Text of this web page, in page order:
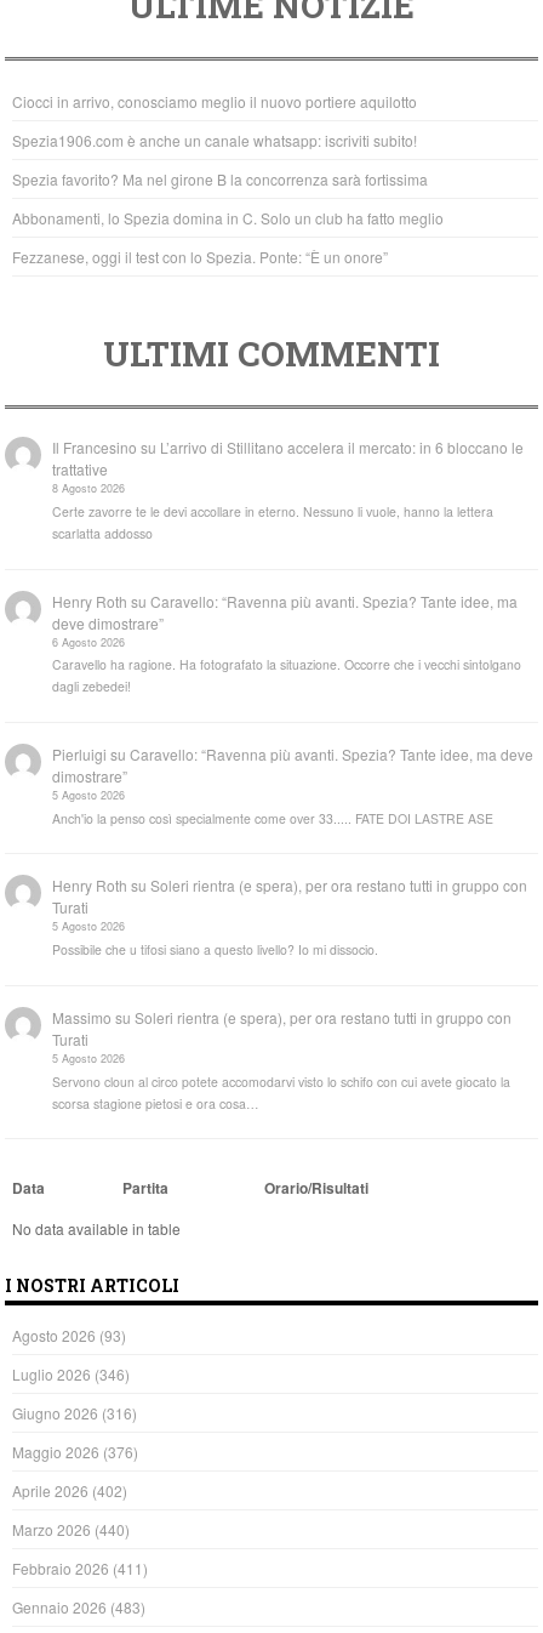
e
b
o
o
k
er
at
s
A
p
p
Ciocci in arrivo, conosciamo meglio il nuovo portiere aquilotto
Spezia1906.com è anche un canale whatsapp: iscriviti subito!
Spezia favorito? Ma nel girone B la concorrenza sarà fortissima
Abbonamenti, lo Spezia domina in C. Solo un club ha fatto meglio
Fezzanese, oggi il test con lo Spezia. Ponte: “È un onore”
ULTIMI COMMENTI
Il Francesino su L’arrivo di Stillitano accelera il mercato: in 6 bloccano le
trattative
8 Agosto 2026
Certe zavorre te le devi accollare in eterno. Nessuno li vuole, hanno la lettera
scarlatta addosso
Henry Roth suCaravello: “Ravenna più avanti. Spezia? Tante idee, ma
deve dimostrare”
6 Agosto 2026
Caravello ha ragione. Ha fotografato la situazione. Occorre che i vecchi sintolgano
dagli zebedei!
Pierluigi suCaravello: “Ravenna più avanti. Spezia? Tante idee, ma deve
dimostrare”
5 Agosto 2026
Anch'io la penso così specialmente come over 33..... FATE DOI LASTRE ASE
Henry Roth suSoleri rientra (e spera), per ora restano tutti in gruppo con
Turati
5 Agosto 2026
Possibile che u tifosi siano a questo livello? Io mi dissocio.
Massimo suSoleri rientra (e spera), per ora restano tutti in gruppo con
Turati
5 Agosto 2026
Servono cloun al circo potete accomodarvi visto lo schifo con cui avete giocato la
scorsa stagione pietosi e ora cosa…
Data Partita Orario/Risultati
No data available in table
I NOSTRI ARTICOLI
Agosto 2026 (93)
Luglio 2026 (346)
Giugno 2026 (316)
Maggio 2026 (376)
Aprile 2026 (402)
Marzo 2026 (440)
Febbraio 2026 (411)
Gennaio 2026 (483)